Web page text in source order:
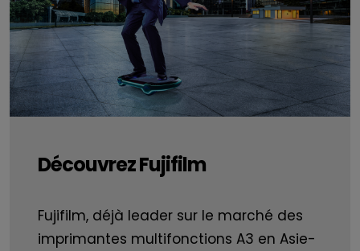
Découvrez Fujifilm
Fujifilm, déjà leader sur le marché des
imprimantes multifonctions A3 en Asie-